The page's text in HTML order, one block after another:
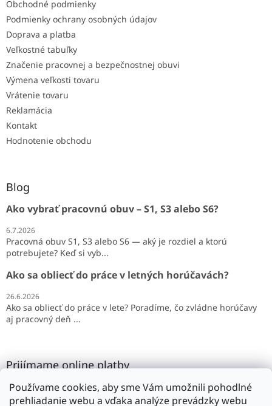
Používame cookies, aby sme Vám umožnili pohodlné
prehliadanie webu a vďaka analýze prevádzky webu
Obchodné podmienky
Podmienky ochrany osobných údajov
Doprava a platba
Veľkostné tabuľky
Značenie pracovnej a bezpečnostnej obuvi
Výmena veľkosti tovaru
Vrátenie tovaru
Reklamácia
Kontakt
Hodnotenie obchodu
Blog
Ako vybrať pracovnú obuv – S1, S3 alebo S6?
6.7.2026
Pracovná obuv S1, S3 alebo S6 — aký je rozdiel a ktorú
potrebujete? Keď si vyb...
Ako sa obliecť do práce v letných horúčavách?
26.6.2026
Ako sa obliecť do práce v lete? Poradíme, čo zvládne horúčavy
aj pracovný deň ...
Prijímame online platby